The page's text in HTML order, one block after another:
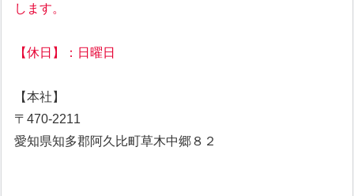
します。
【休日】：日曜日
【本社】
〒470-2211
愛知県知多郡阿久比町草木中郷８２